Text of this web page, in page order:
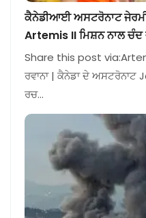
ਕੈਨੇਡੀਆਈ ਅਸਟਰੋਨਾਟ
Artemis II ਮਿਸ਼ਨ ਨਾਲ ਚੰਦ
Share this post
ਰਵਾਨਾ | ਕੈਨੇਡਾ ਦੇ ਅਸਟਰੋਨਾਟ
ਰਚ…